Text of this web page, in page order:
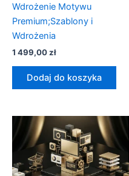
Wdrożenie Motywu
Premium;Szablony i
Wdrożenia
1 499,00zł
Dodaj do koszyka